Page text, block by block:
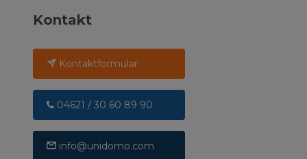
Kontakt
Kontaktformular
04621 / 30 60 89 90
info@unidomo.com